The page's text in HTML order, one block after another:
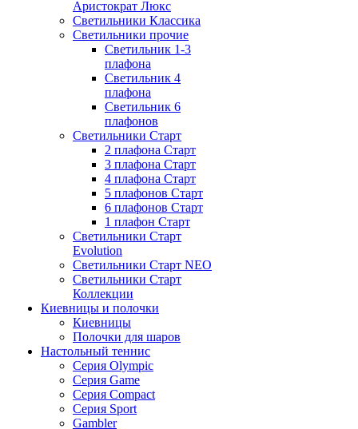
Аристократ Люкс
Светильники Классика
Светильники прочие
Светильник 1-3
плафона
Светильник 4
плафона
Светильник 6
плафонов
Светильники Старт
2 плафона Старт
3 плафона Старт
4 плафона Старт
5 плафонов Старт
6 плафонов Старт
1 плафон Старт
Светильники Старт
Evolution
Светильники Старт NEO
Светильники Старт
Коллекции
Киевницы и полочки
Киевницы
Полочки для шаров
Настольный теннис
Серия Olympic
Серия Game
Серия Compact
Серия Sport
Gambler